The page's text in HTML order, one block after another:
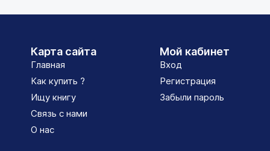
Карта сайта
Главная
Как купить ?
Ищу книгу
Связь с нами
О нас
Мой кабинет
Вход
Регистрация
Забыли пароль